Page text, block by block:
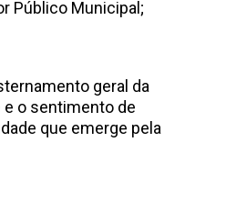
Público Municipal;
geral da
o sentimento de
que emerge pela